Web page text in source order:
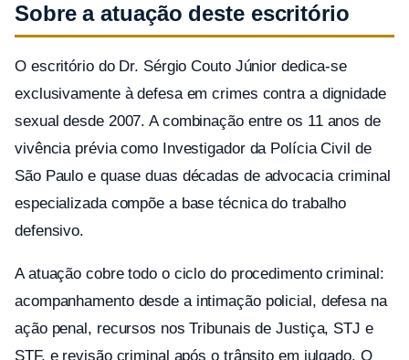
Sobre a atuação deste escritório
O escritório do Dr. Sérgio Couto Júnior dedica-se
exclusivamente à defesa em crimes contra a dignidade
sexual desde 2007. A combinação entre os 11 anos de
vivência prévia como Investigador da Polícia Civil de
São Paulo e quase duas décadas de advocacia criminal
especializada compõe a base técnica do trabalho
defensivo.
A atuação cobre todo o ciclo do procedimento criminal:
acompanhamento desde a intimação policial, defesa na
ação penal, recursos nos Tribunais de Justiça, STJ e
STF, e revisão criminal após o trânsito em julgado. O